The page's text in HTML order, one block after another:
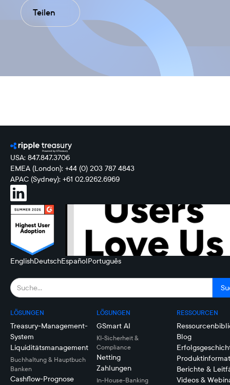
Teilen
USA: 847.847.3706
EMEA (London): +44 (0) 203 787 4843
APAC (Sydney): +61 02.9262.6969
EnglishDeutschEspañolPortuguês
LÖSUNGEN
Treasury-Management-
System
Liquiditätsmanagement
Buchhaltung & Hauptbuch
Banken
Cashflow-Prognose
LÖSUNGEN
GSmart AI
KI-Sicherheit &
Compliance
Netting
Zahlungen
In-House-Banking
RESSOURCEN
Blog
Berichte &
Videos &